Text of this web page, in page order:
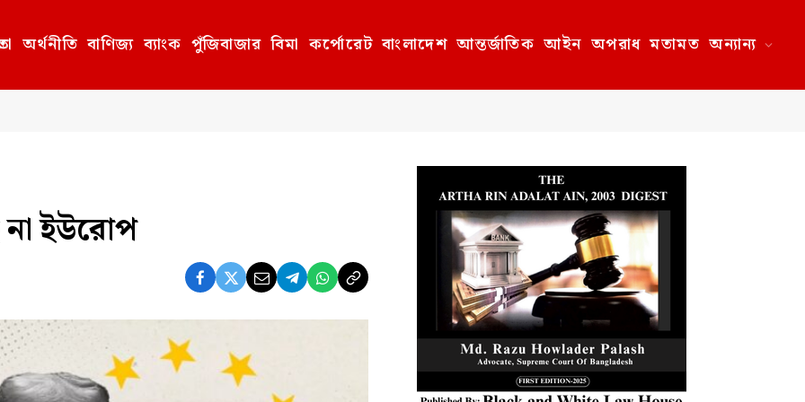
অর্থনীতি বাণিজ্য ব্যাংক পুঁজিবাজার বিমা কর্পোরেট বাংলাদেশ আন্তর্জাতিক আইন অপরাধ মতামত অন্যান্য
না ইউরোপ